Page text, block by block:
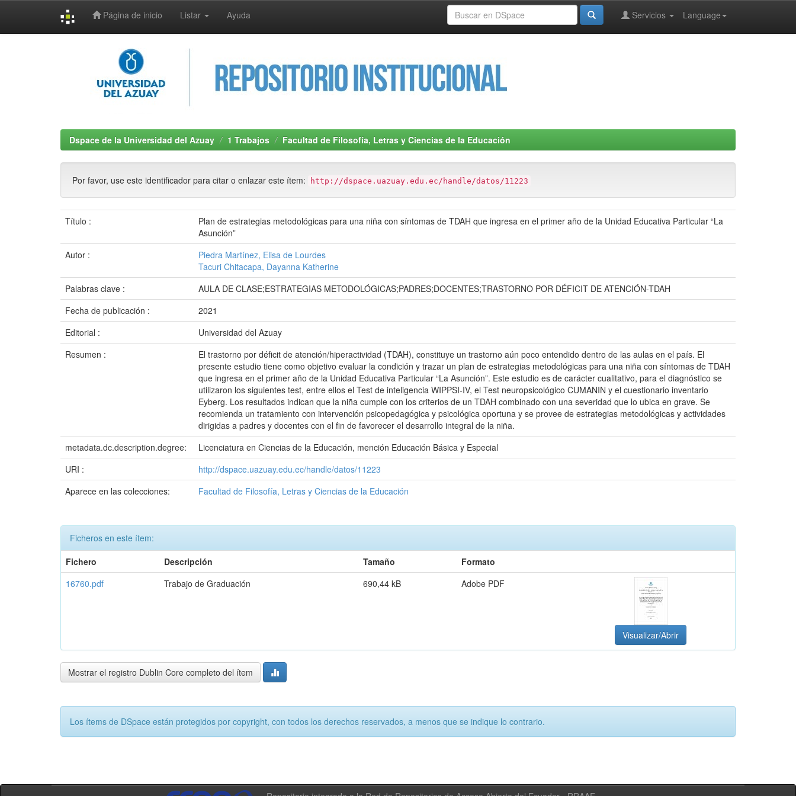
Página de inicio Listar Ayuda Language
Servicios
Dspace de la Universidad del Azuay 1 Trabajos Facultad de Filosofía, Letras y Ciencias de la Educación
Por favor, use este identificador para citar o enlazar este ítem: http://dspace.uazuay.edu.ec/handle/datos/11223
Título :
Plan de estrategias metodológicas para una niña con síntomas de TDAH que ingresa en el primer año de la Unidad Educativa Particular “La
Asunción”
Autor :
Piedra Martínez, Elisa de Lourdes
Tacuri Chitacapa, Dayanna Katherine
Palabras clave :
AULA DE CLASE;ESTRATEGIAS METODOLÓGICAS;PADRES;DOCENTES;TRASTORNO POR DÉFICIT DE ATENCIÓN-TDAH
Fecha de publicación :
2021
Editorial :
Universidad del Azuay
Resumen :
El trastorno por déficit de atención/hiperactividad (TDAH), constituye un trastorno aún poco entendido dentro de las aulas en el país. El
presente estudio tiene como objetivo evaluar la condición y trazar un plan de estrategias metodológicas para una niña con síntomas de TDAH
que ingresa en el primer año de la Unidad Educativa Particular “La Asunción”. Este estudio es de carácter cualitativo, para el diagnóstico se
utilizaron los siguientes test, entre ellos el Test de inteligencia WIPPSI-IV, el Test neuropsicológico CUMANIN y el cuestionario inventario
Eyberg. Los resultados indican que la niña cumple con los criterios de un TDAH combinado con una severidad que lo ubica en grave. Se
recomienda un tratamiento con intervención psicopedagógica y psicológica oportuna y se provee de estrategias metodológicas y actividades
dirigidas a padres y docentes con el fin de favorecer el desarrollo integral de la niña.
metadata.dc.description.degree:
Licenciatura en Ciencias de la Educación, mención Educación Básica y Especial
URI :
http://dspace.uazuay.edu.ec/handle/datos/11223
Aparece en las colecciones:
Facultad de Filosofía, Letras y Ciencias de la Educación
Ficheros en este ítem:
Fichero
Descripción Tamaño
Formato
16760.pdf
Trabajo de Graduación 690,44 kB Adobe PDF
Visualizar/Abrir
Mostrar el registro Dublin Core completo del ítem
Los ítems de DSpace están protegidos por copyright, con todos los derechos reservados, a menos que se indique lo contrario.